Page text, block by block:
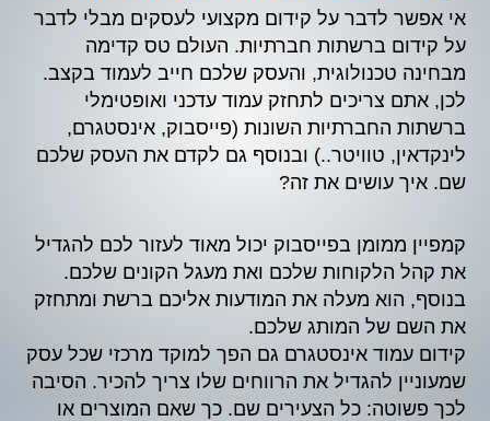
אי אפשר לדבר על קידום מקצועי לעסקים מבלי לדבר
על קידום ברשתות חברתיות. העולם טס קדימה
מבחינה טכנולוגית, והעסק שלכם חייב לעמוד בקצב.
לכן, אתם צריכים לתחזק עמוד עדכני ואופטימלי
ברשתות החברתיות השונות (פייסבוק, אינסטגרם,
לינקדאין, טוויטר..) ובנוסף גם לקדם את העסק שלכם
שם. איך עושים את זה?
קמפיין ממומן בפייסבוק יכול מאוד לעזור לכם להגדיל
את קהל הלקוחות שלכם ואת מעגל הקונים שלכם.
בנוסף, הוא מעלה את המודעות אליכם ברשת ומתחזק
את השם של המותג שלכם.
קידום עמוד אינסטגרם גם הפך למוקד מרכזי שכל עסק
שמעוניין להגדיל את הרווחים שלו צריך להכיר. הסיבה
לכך פשוטה: כל הצעירים שם. כך שאם המוצרים או